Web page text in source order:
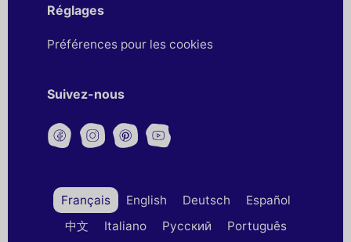
Réglages
Préférences pour les cookies
Suivez-nous
Français English Deutsch
Español
中文
Italiano Русский
Português